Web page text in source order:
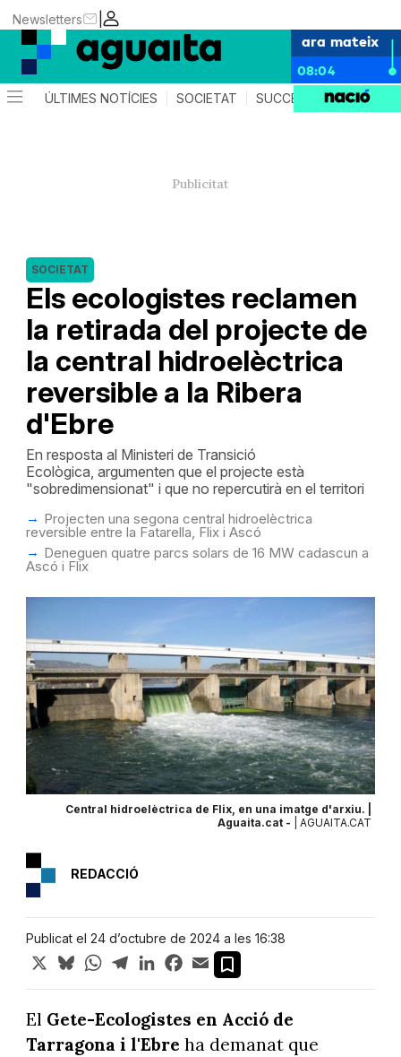
|
Newsletters
ara mateix
08:04
ÚLTIMES NOTÍCIES SOCIETAT SUCCESSOS AGENDA
Els ecologistes reclamen
la retirada del projecte de
la central hidroelèctrica
reversible a la Ribera
d'Ebre
SOCIETAT
En resposta al Ministeri de Transició
Ecològica, argumenten que el projecte està
"sobredimensionat" i que no repercutirà en el territori
Projecten una segona central hidroelèctrica
reversible entre la Fatarella, Flix i Ascó
Deneguen quatre parcs solars de 16 MW cadascun a
Ascó i Flix
Central hidroelèctrica de Flix, en una imatge d'arxiu. |
Aguaita.cat -
| AGUAITA.CAT
REDACCIÓ
Publicat el 24 d’octubre de 2024 a les 16:38
X BlueskyWhatsApp
TelegramLinkedInFacebook
Email
El Gete-Ecologistes en Acció de
Tarragona i l'Ebre ha demanat que